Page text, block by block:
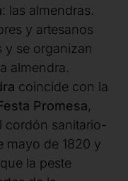
: las almendras.
y artesanos
y se organizan
almendra.
coincide con la
Promesa,
cordón sanitario-
mayo de 1820 y
la peste